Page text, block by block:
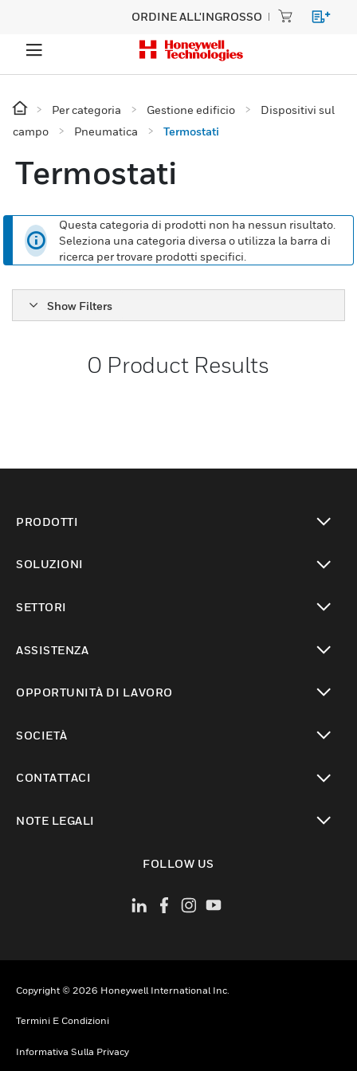
ORDINE ALL'INGROSSO
Per categoria Gestione edificio
Dispositivi sul
campo
Pneumatica Termostati
Termostati
Questa categoria di prodotti non ha nessun risultato.
Seleziona una categoria diversa o utilizza la barra di
ricerca per trovare prodotti specifici.
Show Filters
0 Product Results
PRODOTTI
SOLUZIONI
SETTORI
ASSISTENZA
OPPORTUNITÀ DI LAVORO
SOCIETÀ
CONTATTACI
NOTE LEGALI
FOLLOW US
Copyright © 2026 Honeywell International Inc.
Termini E Condizioni
Informativa Sulla Privacy